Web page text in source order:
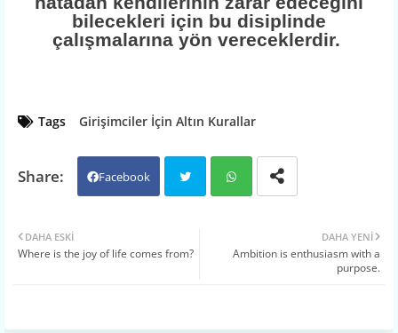
bilecekleri için bu disiplinde
çalışmalarına yön vereceklerdir.
Tags Girişimciler İçin Altın Kurallar
Facebook
ter atsa
DAHA YENI
Ambition is enthusiasm with a
purpose.
DAHA ESKI
Where is the joy of life comes from?